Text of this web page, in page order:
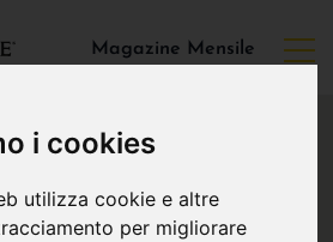
i cookies
utilizza cookie e altre
per migliorare
Magazine Mensile